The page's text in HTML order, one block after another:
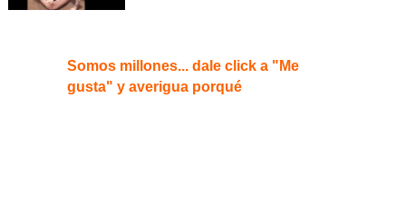
Somos millones... dale click a "Me
gusta" y averigua porqué